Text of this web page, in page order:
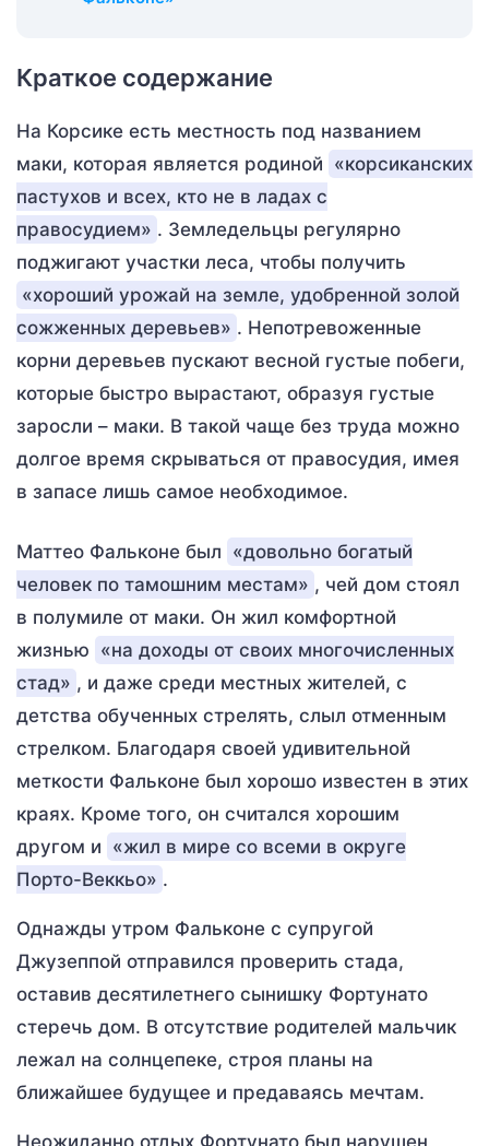
Краткое содержание
На Корсике есть местность под названием
маки, которая является родиной «корсиканских
пастухов и всех, кто не в ладах с
правосудием» . Земледельцы регулярно
поджигают участки леса, чтобы получить
«хороший урожай на земле, удобренной золой
сожженных деревьев» . Непотревоженные
корни деревьев пускают весной густые побеги,
которые быстро вырастают, образуя густые
заросли – маки. В такой чаще без труда можно
долгое время скрываться от правосудия, имея
в запасе лишь самое необходимое.
Маттео Фальконе был «довольно богатый
человек по тамошним местам» , чей дом стоял
в полумиле от маки. Он жил комфортной
жизнью «на доходы от своих многочисленных
стад» , и даже среди местных жителей, с
детства обученных стрелять, слыл отменным
стрелком. Благодаря своей удивительной
меткости Фальконе был хорошо известен в этих
краях. Кроме того, он считался хорошим
другом и «жил в мире со всеми в округе
Порто-Веккьо» .
Однажды утром Фальконе с супругой
Джузеппой отправился проверить стада,
оставив десятилетнего сынишку Фортунато
стеречь дом. В отсутствие родителей мальчик
лежал на солнцепеке, строя планы на
ближайшее будущее и предаваясь мечтам.
Неожиданно отдых Фортунато был нарушен